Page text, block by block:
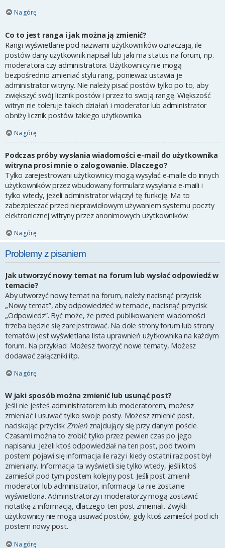
Na górę
Co to jest ranga i jak można ją zmienić?
Rangi wyświetlane pod nazwami użytkowników oznaczają, ile
postów dany użytkownik napisał lub jaki ma status na forum, np.
moderatora czy administratora. Użytkownicy nie mogą
bezpośrednio zmieniać stylu rang, ponieważ ustawia je
administrator witryny. Nie należy pisać postów tylko po to, aby
zwiększyć swój licznik postów i przez to swoją rangę. Większość
witryn nie toleruje takich działań i moderator lub administrator
obniży licznik postów takiego użytkownika.
Na górę
Podczas próby wysłania wiadomości e-mail do użytkownika
witryna prosi mnie o zalogowanie. Dlaczego?
Tylko zarejestrowani użytkownicy mogą wysyłać e-maile do innych
użytkowników przez wbudowany formularz wysyłania e-maili i
tylko wtedy, jeżeli administrator włączył tę funkcję. Ma to
zabezpieczać przed nieprawidłowym używaniem systemu poczty
elektronicznej witryny przez anonimowych użytkowników.
Na górę
Problemy z pisaniem
Jak utworzyć nowy temat na forum lub wysłać odpowiedź w
temacie?
Aby utworzyć nowy temat na forum, należy nacisnąć przycisk
„Nowy temat”, aby odpowiedzieć w temacie, nacisnąć przycisk
„Odpowiedz”. Być może, że przed publikowaniem wiadomości
trzeba będzie się zarejestrować. Na dole strony forum lub strony
tematów jest wyświetlana lista uprawnień użytkownika na każdym
forum. Na przykład: Możesz tworzyć nowe tematy, Możesz
dodawać załączniki itp.
Na górę
W jaki sposób można zmienić lub usunąć post?
Jeśli nie jesteś administratorem lub moderatorem, możesz
zmieniać i usuwać tylko swoje posty. Możesz zmienić post,
naciskając przycisk Zmień znajdujący się przy danym poście.
Czasami można to zrobić tylko przez pewien czas po jego
napisaniu. Jeżeli ktoś odpowiedział na ten post, pod twoim
postem pojawi się informacja ile razy i kiedy ostatni raz post był
zmieniany. Informacja ta wyświetli się tylko wtedy, jeśli ktoś
zamieścił pod tym postem kolejny post. Jeśli post zmienił
moderator lub administrator, informacja ta nie zostanie
wyświetlona. Administratorzy i moderatorzy mogą zostawić
notatkę z informacją, dlaczego ten post zmieniali. Zwykli
użytkownicy nie mogą usuwać postów, gdy ktoś zamieścił pod ich
postem nowy post.
Na górę